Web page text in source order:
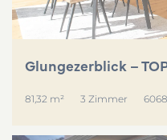
Glungezerblick –
81,32 m² 3 Zimmer